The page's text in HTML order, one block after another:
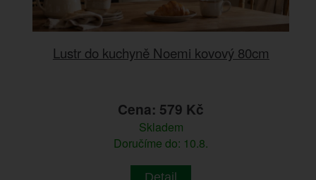
Lustr do kuchyně Noemi kovový 80cm
Cena: 579 Kč
Skladem
Doručíme do: 10.8.